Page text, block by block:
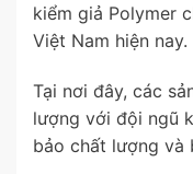
kiểm giả Polymer
Việt Nam hiện nay.
Tại nơi đây, các
lượng với đội ngũ
bảo chất lượng và